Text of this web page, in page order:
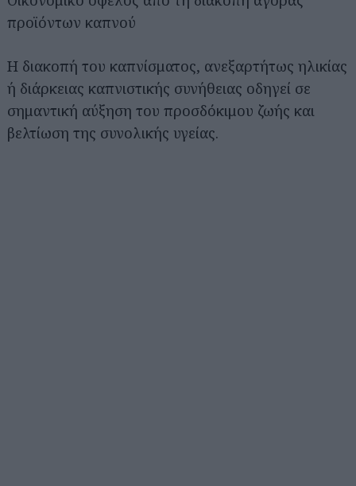
προϊόντων καπνού
Η διακοπή του καπνίσματος, ανεξαρτήτως ηλικίας
ή διάρκειας καπνιστικής συνήθειας οδηγεί σε
σημαντική αύξηση του προσδόκιμου ζωής και
βελτίωση της συνολικής υγείας.